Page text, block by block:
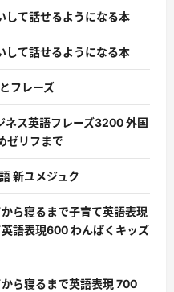
して話せるようになる本
して話せるようになる本
フレーズ
ネス英語フレーズ3200 外国
ゼリフまで
新ユメジュク
ら寝るまで子育て英語表現
語表現600 わんぱくキッズ
から寝るまで英語表現 700